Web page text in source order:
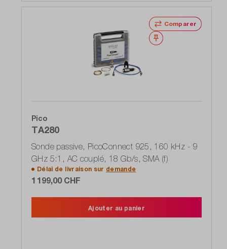
Comparer
Noter
Pico
TA280
Sonde passive, PicoConnect 925, 160 kHz - 9
GHz 5:1, AC couplé, 18 Gb/s, SMA (f)
Délai de livraison sur demande
1 199,00 CHF
Ajouter au panier